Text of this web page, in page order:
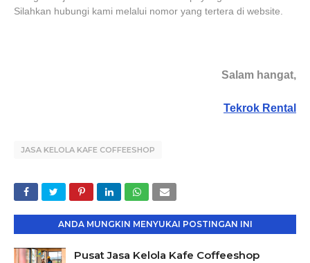
Silahkan hubungi kami melalui nomor yang tertera di website.
Salam hangat,
Tekrok Rental
JASA KELOLA KAFE COFFEESHOP
ANDA MUNGKIN MENYUKAI POSTINGAN INI
Pusat Jasa Kelola Kafe Coffeeshop